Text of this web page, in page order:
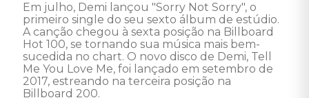
Em julho, Demi lançou "Sorry Not Sorry", o
primeiro single do seu sexto álbum de estúdio.
A canção chegou à sexta posição na Billboard
Hot 100, se tornando sua música mais bem-
sucedida no chart. O novo disco de Demi, Tell
Me You Love Me, foi lançado em setembro de
2017, estreando na terceira posição na
Billboard 200.